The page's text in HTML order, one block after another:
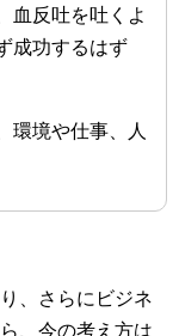
血反吐を吐くよ
成功するはず
環境や仕事、人
、さらにビジネ
、今の考え方は